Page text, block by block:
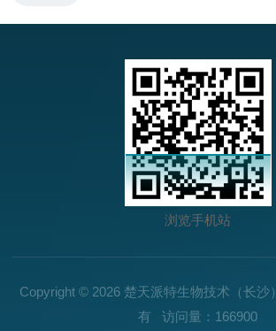
浏览手机站
Copyright © 2026 楚天派特生物技术（长沙
有 访问量：166900